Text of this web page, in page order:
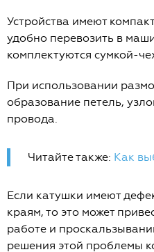
Устройства имеют
удобно перевозить в
комплектуются сумкой-
При использовании
образование петель,
провода.
Читайте также: Как
Если катушки имеют
краям, то это может
работе и
решения этой проблемы